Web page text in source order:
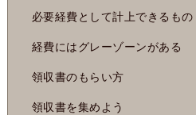
必要経費として計上できるもの
経費にはグレーゾーンがある
領収書のもらい方
領収書を集めよう